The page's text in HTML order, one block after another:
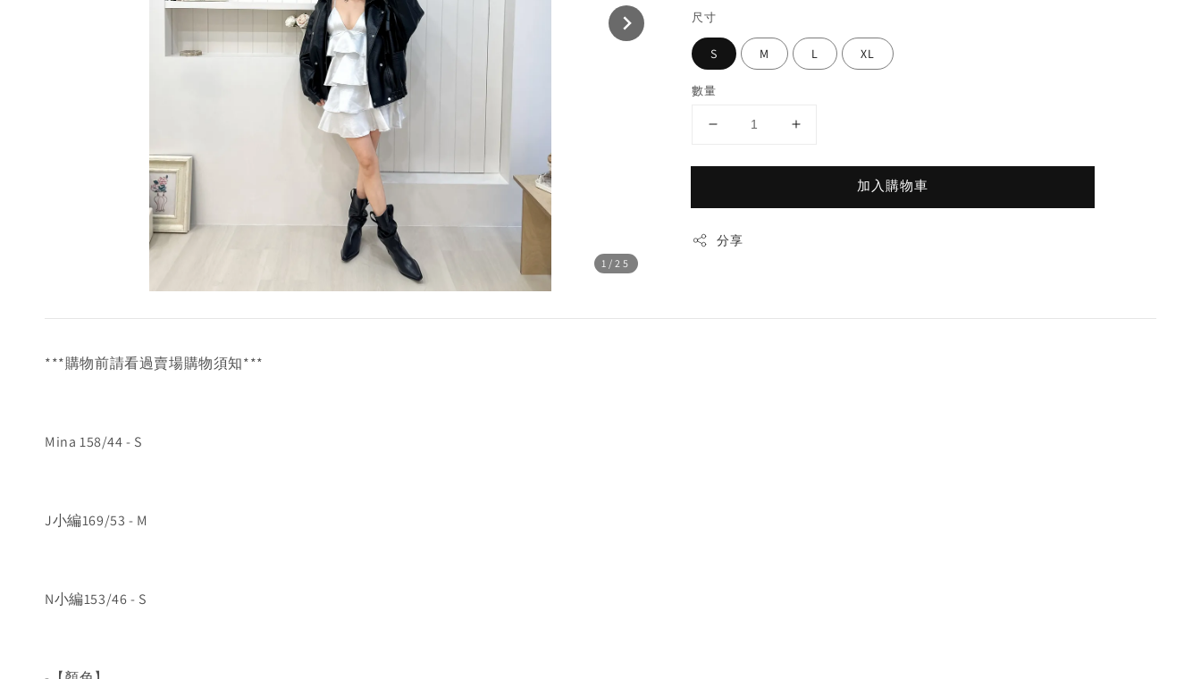
1 /25
尺寸
S M L XL
數量
加入購物車
分享
***購物前請看過賣場購物須知***
Mina 158/44 - S
J小編169/53 - M
N小編153/46 - S